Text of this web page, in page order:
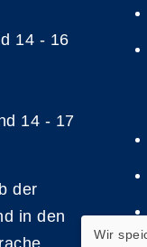
14 - 16
14 - 17
der
in den
Wir